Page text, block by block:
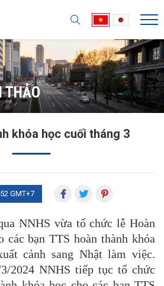
THẢO
khóa học cuối tháng 3
GMT+7
NNHS vừa tổ chức lễ Hoàn
các bạn TTS hoàn thành khóa
cảnh sang Nhật làm việc.
2024 NNHS tiếp tục tổ chức